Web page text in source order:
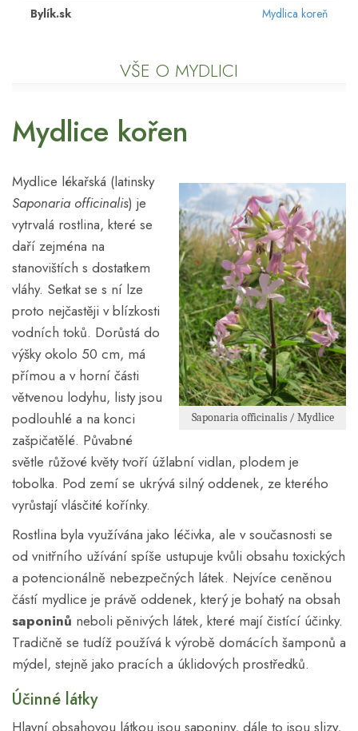
Bylík.sk
Mydlica koreň
VŠE O MYDLICI
Mydlice kořen
Saponaria officinalis / Mydlice
Mydlice lékařská (latinsky
Saponaria officinalis) je
vytrvalá rostlina, které se
daří zejména na
stanovištích s dostatkem
vláhy. Setkat se s ní lze
proto nejčastěji v blízkosti
vodních toků. Dorůstá do
výšky okolo 50 cm, má
přímou a v horní části
větvenou lodyhu, listy jsou
podlouhlé a na konci
zašpičatělé. Půvabné
světle růžové květy tvoří úžlabní vidlan, plodem je
tobolka. Pod zemí se ukrývá silný oddenek, ze kterého
vyrůstají vlásčité kořínky.
Rostlina byla využívána jako léčivka, ale v současnosti se
od vnitřního užívání spíše ustupuje kvůli obsahu toxických
a potencionálně nebezpečných látek. Nejvíce ceněnou
částí mydlice je právě oddenek, který je bohatý na obsah
saponinů neboli pěnivých látek, které mají čistící účinky.
Tradičně se tudíž používá k výrobě domácích šamponů a
mýdel, stejně jako pracích a úklidových prostředků.
Účinné látky
Hlavní obsahovou látkou jsou saponiny, dále to jsou slizy,